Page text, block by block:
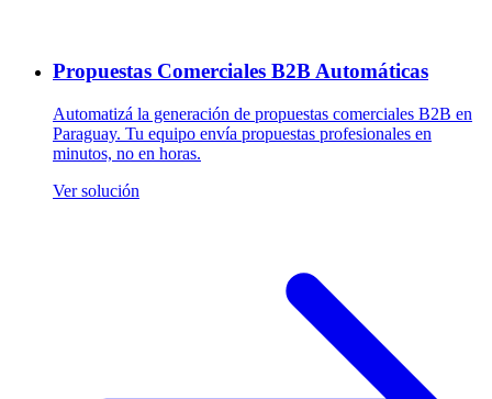
Propuestas Comerciales B2B Automáticas
Automatizá la generación de propuestas comerciales B2B en
Paraguay. Tu equipo envía propuestas profesionales en
minutos, no en horas.
Ver solución